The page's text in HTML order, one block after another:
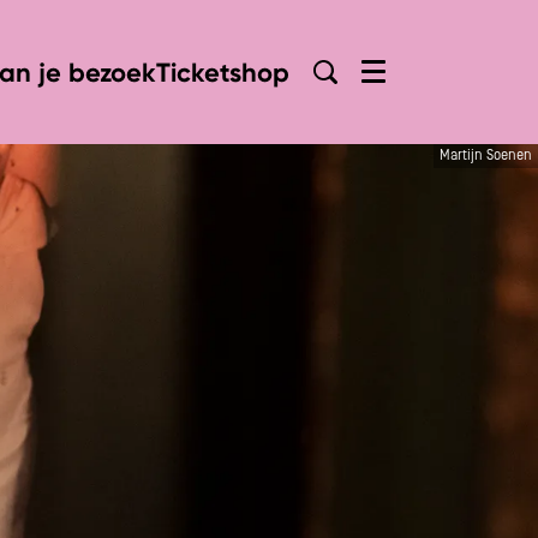
je bezoekTicketshop Menu
Martijn Soenen